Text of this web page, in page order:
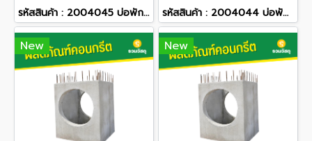
รหัสสินค้า : 2004045 บ่อพักคอนกรีต 2 ทางตรง ขนาด 1.2 ม. เสริมเหล็ก 9 มม. รหัสสินค้า : 2004044 บ่อพักคอนกรีต 2 ทางตรง ขนาด 1 ม. เสริมเหล็ก 9 มม.
New New